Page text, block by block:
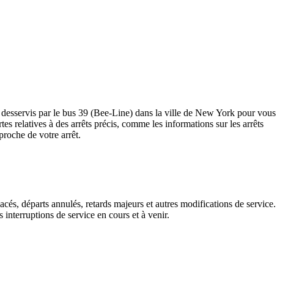
par le bus 39 (Bee-Line) dans la ville de New York pour vous
relatives à des arrêts précis, comme les informations sur les arrêts
de votre arrêt.
départs annulés, retards majeurs et autres modifications de service.
de service en cours et à venir.